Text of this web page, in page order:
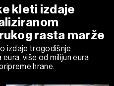
kleti izdaje
rasta marže
izdaje trogodišnje
više od milijun eura
hrane.